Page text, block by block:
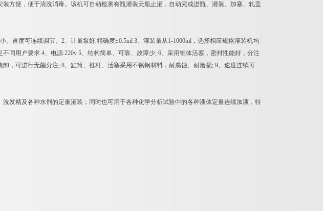
方便，便于清洗消毒。该机可自动检测有瓶灌装无瓶止灌，自动完成进瓶、灌装、加塞、轧盖
速度可连续调节。2、计量泵好,精确度±0.5ml 3、灌装量从1-1000ml，选择相应规格灌装机均
同用户要求 4、电源:220v 5、结构简单、可靠、故障少; 6、采用锥体活塞，密封性能好，分注
，可进行无菌分注; 8、缸筒、推杆、活塞采用不锈钢材料，耐腐蚀、耐磨损; 9、速度连续可
发精及各种水剂的定量灌装；同时也可用于各种化学分析试验中的各种液体定量连续加液，特